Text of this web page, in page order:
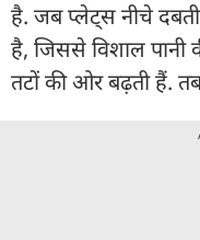
है. जब प्लेट्स नीचे
है, जिससे विशाल
तटों की ओर बढ़ती हैं.